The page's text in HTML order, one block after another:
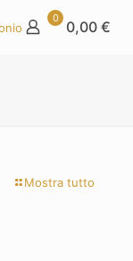
0 0,00 €
Mostra tutto